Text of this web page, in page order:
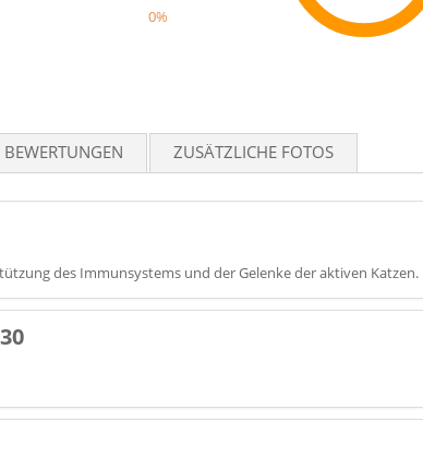
0%
BEWERTUNGEN ZUSÄTZLICHE FOTOS
des Immunsystems und der Gelenke der aktiven Katzen.